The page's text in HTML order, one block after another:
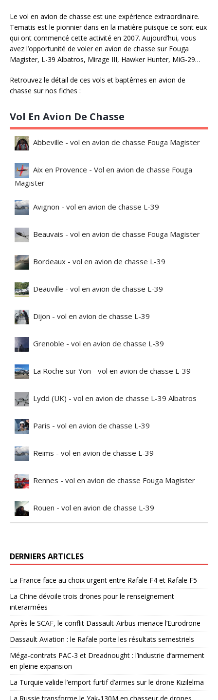
Le vol en avion de chasse est une expérience extraordinaire.
Tematis est le pionnier dans en la matière puisque ce sont eux
qui ont commencé cette activité en 2007. Aujourd’hui, vous
avez l’opportunité de voler en avion de chasse sur Fouga
Magister, L-39 Albatros, Mirage III, Hawker Hunter, MiG-29…
Retrouvez le détail de ces vols et baptêmes en avion de
chasse sur nos fiches :
Vol En Avion De Chasse
Abbeville - vol en avion de chasse Fouga Magister
Aix en Provence - Vol en avion de chasse Fouga
Magister
Avignon - vol en avion de chasse L-39
Beauvais - vol en avion de chasse Fouga Magister
Bordeaux - vol en avion de chasse L-39
Deauville - vol en avion de chasse L-39
Dijon - vol en avion de chasse L-39
Grenoble - vol en avion de chasse L-39
La Roche sur Yon - vol en avion de chasse L-39
Lydd (UK) - vol en avion de chasse L-39 Albatros
Paris - vol en avion de chasse L-39
Reims - vol en avion de chasse L-39
Rennes - vol en avion de chasse Fouga Magister
Rouen - vol en avion de chasse L-39
DERNIERS ARTICLES
La France face au choix urgent entre Rafale F4 et Rafale F5
La Chine dévoile trois drones pour le renseignement
interarmées
Après le SCAF, le conflit Dassault-Airbus menace l’Eurodrone
Dassault Aviation : le Rafale porte les résultats semestriels
Méga-contrats PAC-3 et Dreadnought : l’industrie d’armement
en pleine expansion
La Turquie valide l’emport furtif d’armes sur le drone Kızılelma